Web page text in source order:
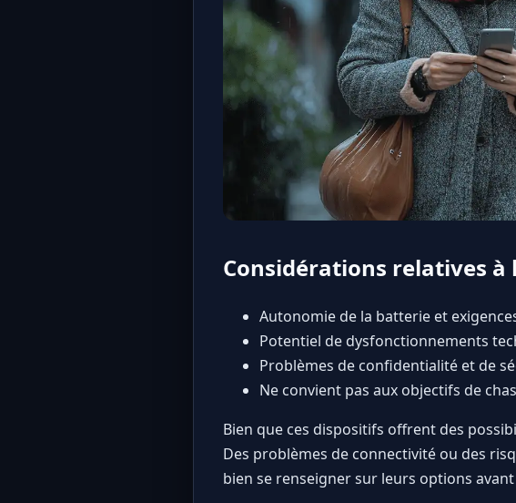
Considérations relatives
Autonomie de la batterie et
Potentiel de dysfonctionnements
Problèmes de confidentialité et de
Ne convient pas aux objectifs de
Bien que ces dispositifs offrent des
Des problèmes de connectivité ou des
bien se renseigner sur leurs options